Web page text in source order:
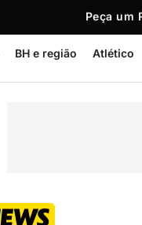
Peça um
BH e região Atlético